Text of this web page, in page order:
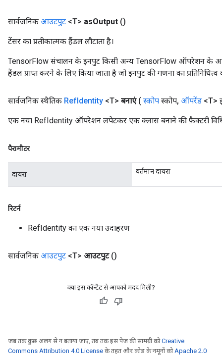
सार्वजनिक आउटपुट <T> asOutput ()
टेंसर का प्रतीकात्मक हैंडल लौटाता है।
TensorFlow संचालन के इनपुट किसी अन्य TensorFlow ऑपरेशन के
हैंडल प्राप्त करने के लिए किया जाता है जो इनपुट की गणना का प्रतिनिधित्व
सार्वजनिक स्थैतिक RefIdentity <T> बनाएं ( स्कोप स्कोप, ऑपरेंड <T>
एक नया RefIdentity ऑपरेशन लपेटकर एक क्लास बनाने की फ़ैक्टरी
पैरामीटर
दायरा वर्तमान दायरा
रिटर्न
RefIdentity का एक नया उदाहरण
सार्वजनिक आउटपुट <T> आउटपुट ()
क्या इस कॉन्टेंट से आपको मदद मिली?
जब तक कुछ अलग से न बताया जाए, तब तक इस पेज की सामग्री कोCreative
Commons Attribution 4.0 License के तहत और कोड के नमूनों कोApache 2.0